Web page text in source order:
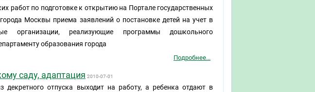
работ по подготовке к открытию на Портале государственных
Москвы приема заявлений о постановке детей на учет в
организации, реализующие программы дошкольного
образования города
Подробнее...
саду, адаптация 2010-07-01
отпуска выходит на работу, а ребенка отдают в